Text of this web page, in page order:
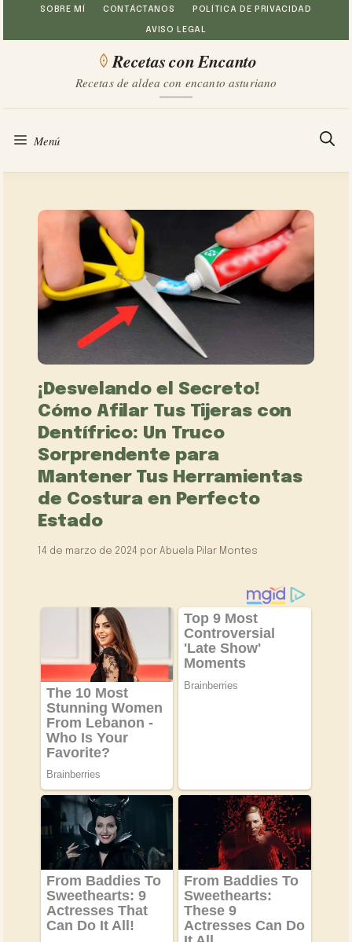
Saltar
al
SOBRE MÍ CONTÁCTANOS POLÍTICA DE PRIVACIDAD
AVISO LEGAL
Recetas con Encanto
Recetas de aldea con encanto asturiano
Menú
¡Desvelando el Secreto!
Cómo Afilar Tus Tijeras con
Dentífrico: Un Truco
Sorprendente para
Mantener Tus Herramientas
de Costura en Perfecto
Estado
14 de marzo de 2024 porAbuela Pilar Montes